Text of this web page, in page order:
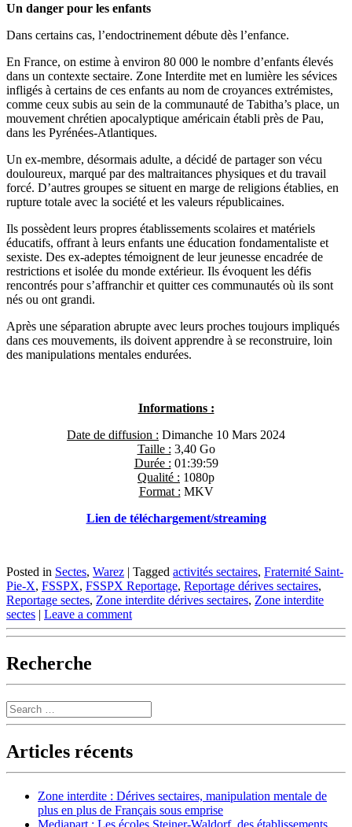
Un danger pour les enfants
Dans certains cas, l’endoctrinement débute dès l’enfance.
En France, on estime à environ 80 000 le nombre d’enfants élevés
dans un contexte sectaire. Zone Interdite met en lumière les sévices
infligés à certains de ces enfants au nom de croyances extrémistes,
comme ceux subis au sein de la communauté de Tabitha’s place, un
mouvement chrétien apocalyptique américain établi près de Pau,
dans les Pyrénées-Atlantiques.
Un ex-membre, désormais adulte, a décidé de partager son vécu
douloureux, marqué par des maltraitances physiques et du travail
forcé. D’autres groupes se situent en marge de religions établies, en
rupture totale avec la société et les valeurs républicaines.
Ils possèdent leurs propres établissements scolaires et matériels
éducatifs, offrant à leurs enfants une éducation fondamentaliste et
sexiste. Des ex-adeptes témoignent de leur jeunesse encadrée de
restrictions et isolée du monde extérieur. Ils évoquent les défis
rencontrés pour s’affranchir et quitter ces communautés où ils sont
nés ou ont grandi.
Après une séparation abrupte avec leurs proches toujours impliqués
dans ces mouvements, ils doivent apprendre à se reconstruire, loin
des manipulations mentales endurées.
Informations :
Date de diffusion : Dimanche 10 Mars 2024
Taille : 3,40 Go
Durée : 01:39:59
Qualité : 1080p
Format : MKV
Lien de téléchargement/streaming
Posted in Sectes, Warez | Tagged activités sectaires, Fraternité Saint-
Pie-X, FSSPX, FSSPX Reportage, Reportage dérives sectaires,
Reportage sectes, Zone interdite dérives sectaires, Zone interdite
sectes | Leave a comment
Recherche
Search
Articles récents
Zone interdite : Dérives sectaires, manipulation mentale de
plus en plus de Français sous emprise
Mediapart : Les écoles Steiner-Waldorf, des établissements